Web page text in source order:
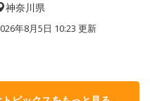
神奈川県
年8月5日 10:23 更新